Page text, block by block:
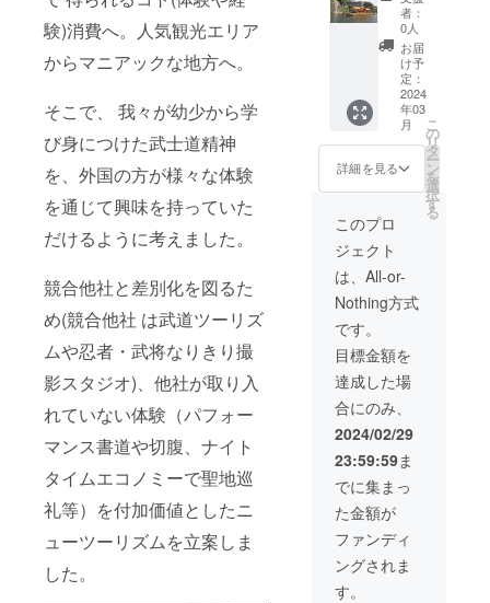
験)消費へ。人気観光エリア
からマニアックな地方へ。
そこで、 我々が幼少から学
び身につけた武士道精神
を、外国の方が様々な体験
を通じて興味を持っていた
だけるように考えました。
競合他社と差別化を図るた
め(競合他社 は武道ツーリズ
ムや忍者・武将なりきり撮
影スタジオ)、他社が取り入
れていない体験（パフォー
マンス書道や切腹、ナイト
タイムエコノミーで聖地巡
礼等）を付加価値としたニ
ューツーリズムを立案しま
した。
SAMUR
AIの必
需品
【保温
ボトル
ホル
ダー】
【コー
スター
】
バム】
の3点
セット
にご希
望の名
前を刺
ご提供
いたし
ます。
を滅せ
よ- 甲冑
を身に
纏い、
大阪城
のお堀
をめぐ
る船
【鳳凰
丸】に
乗って
大阪の
陣で徳
川軍を
攻める
体験が
できま
す。プ
ンが同
行し船
上での
写真撮
影も行
いま
す。ま
さに大
阪5人
衆、長
宗我部
盛親、
真田信
者：
0人
お届
け予
定：
2024
年03
月
詳細を見る
こ
の
リ
タ
ー
ン
を
選
択
す
る
このプロ
ジェクト
は、All-or-
Nothing方式
です。
目標金額を
達成した場
合にのみ、
2024/02/29
23:59:59ま
でに集まっ
た金額が
ファンディ
ングされま
す。